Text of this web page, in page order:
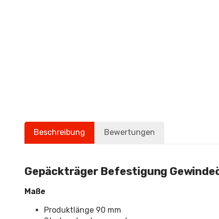
Beschreibung Bewertungen
Gepäckträger Befestigung
Maße
Produktlänge 90 mm